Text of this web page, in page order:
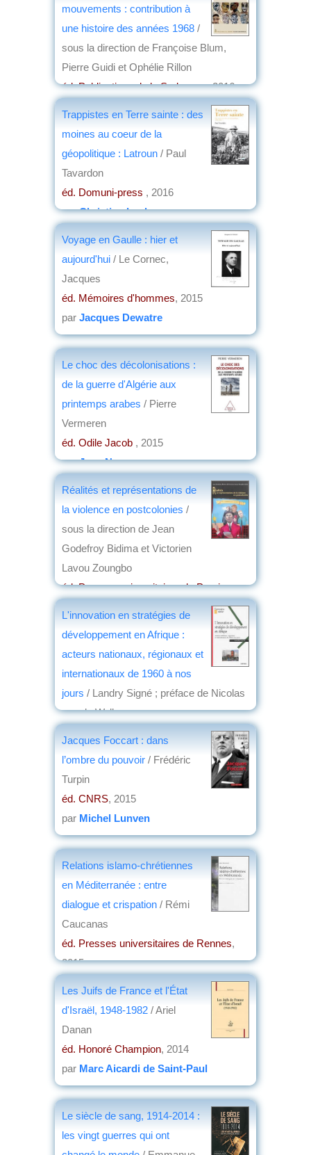
mouvements : contribution à
une histoire des années 1968 /
sous la direction de Françoise Blum,
Pierre Guidi et Ophélie Rillon
éd. Publications de la Sorbonne, 2016
Trappistes en Terre sainte : des
moines au coeur de la
géopolitique : Latroun / Paul
Tavardon
éd. Domuni-press , 2016
parChristian Lochon
Voyage en Gaulle : hier et
aujourd'hui / Le Cornec,
Jacques
éd. Mémoires d'hommes, 2015
par Jacques Dewatre
Le choc des décolonisations :
de la guerre d'Algérie aux
printemps arabes / Pierre
Vermeren
éd. Odile Jacob , 2015
parJean Nemo
Réalités et représentations de
la violence en postcolonies /
sous la direction de Jean
Godefroy Bidima et Victorien
Lavou Zoungbo
éd. Presses universitaires de Perpignan,
L'innovation en stratégies de
développement en Afrique :
acteurs nationaux, régionaux et
internationaux de 1960 à nos
jours / Landry Signé ; préface de Nicolas
van de Walle
Jacques Foccart : dans
l’ombre du pouvoir / Frédéric
Turpin
éd. CNRS, 2015
par Michel Lunven
Relations islamo-chrétiennes
en Méditerranée : entre
dialogue et crispation / Rémi
Caucanas
éd. Presses universitaires de Rennes,
2015
Les Juifs de France et l'État
d'Israël, 1948-1982 / Ariel
Danan
éd. Honoré Champion, 2014
par Marc Aicardi de Saint-Paul
Le siècle de sang, 1914-2014 :
les vingt guerres qui ont